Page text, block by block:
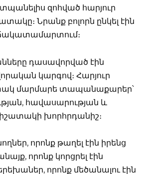
զոհված հարյուր
Նրանք բոլորն ընկել էին
ճակատամարտում։
դասավորված էին
կարգով։ Հարյուր
մարմարե տապանաքարեր՝
հավասարության և
խորհրդանիշ։
որոնք թաղել էին իրենց
որոնք կորցրել էին
որոնք մեծանալու էին